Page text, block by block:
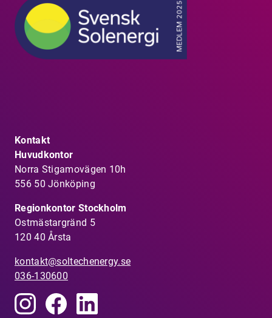
Kontakt
Huvudkontor
Norra Stigamovägen 10h
556 50 Jönköping
Regionkontor Stockholm
Ostmästargränd 5
120 40 Årsta
kontakt@soltechenergy.se
036-130600